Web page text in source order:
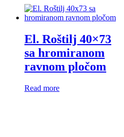
El. Roštilj 40×73
sa hromiranom
ravnom pločom
Read more